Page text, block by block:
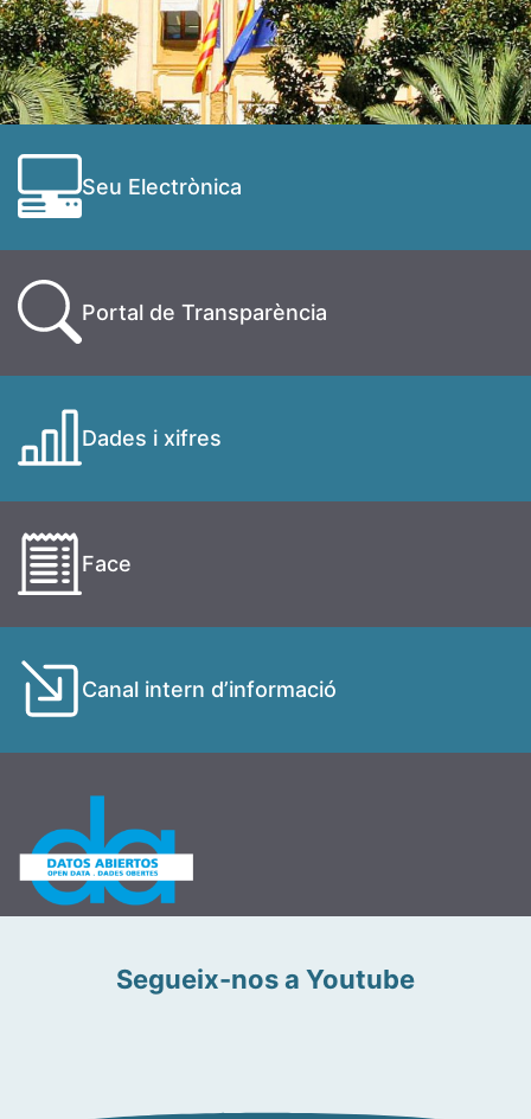
Seu Electrònica
Portal de Transparència
Dades i xifres
Face
Canal intern d’informació
Segueix-nos a Youtube